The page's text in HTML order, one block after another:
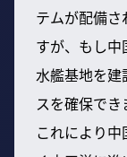
テムが配備
すが、もし
水艦基地を
スを確保でき
これにより